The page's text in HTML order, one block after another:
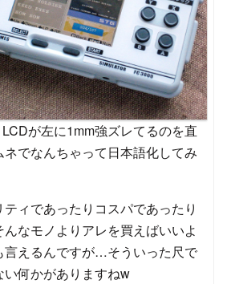
が左に1mm強ズレてるのを直
ネでなんちゃって日本語化してみ
ィであったりコスパであったり
なモノよりアレを買えばいいよ
言えるんですが…そういった尺で
い何かがありますねw